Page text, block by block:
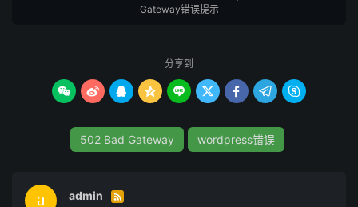
要长时间响应，可以尝试重新加载当前网站。如果这种错误
发生频率过高，就可能需要排查其它的原因。
浏览器的缓存中错误页面可能造成假象，所以需要尝试清除
以按Ctrl + F5按钮，Mac OS用户可以按键盘上的CMD +
Gateway错误提示
分享到
        
502 Bad Gateway wordpress错误
admin 